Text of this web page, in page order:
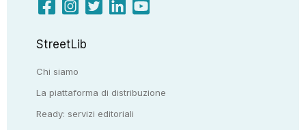
StreetLib
Chi siamo
La piattaforma di distribuzione
Ready: servizi editoriali